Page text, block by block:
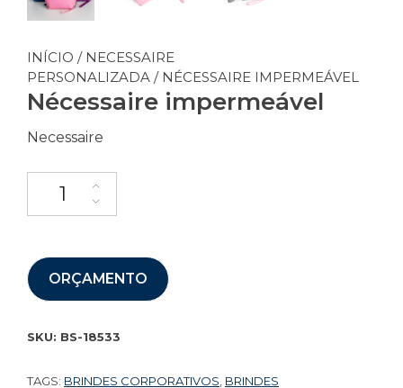
INÍCIO / NECESSAIRE
PERSONALIZADA / NÉCESSAIRE IMPERMEÁVEL
Nécessaire impermeável
Necessaire
ORÇAMENTO
SKU: BS-18533
TAGS: BRINDES CORPORATIVOS BRINDES